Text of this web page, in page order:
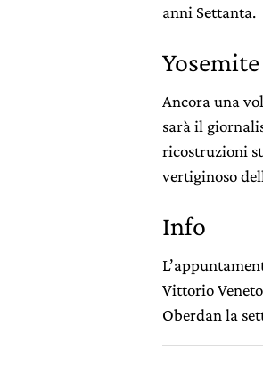
anni Settanta.
Ancora una
sarà il
ricostruzioni
vertiginoso
Info
Vittorio
Oberdan la